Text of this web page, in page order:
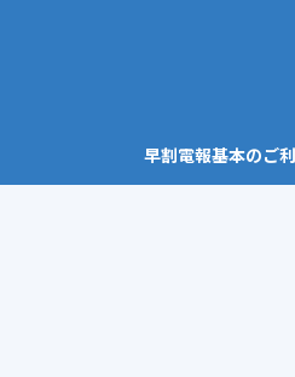
早割電報基本のご